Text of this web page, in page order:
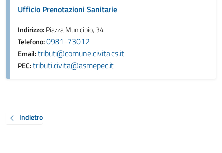
Ufficio Prenotazioni Sanitarie
Indirizzo:Piazza Municipio, 34
Telefono:0981-73012
Email:tributi@comune.civita.cs.it
PEC:tributi.civita@asmepec.it
Indietro